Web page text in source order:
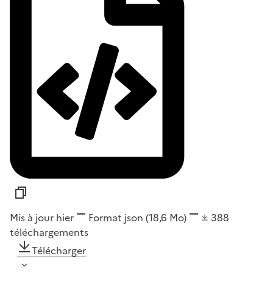
Mis à jour hier Format json (18,6 Mo)
388
téléchargements
Télécharger